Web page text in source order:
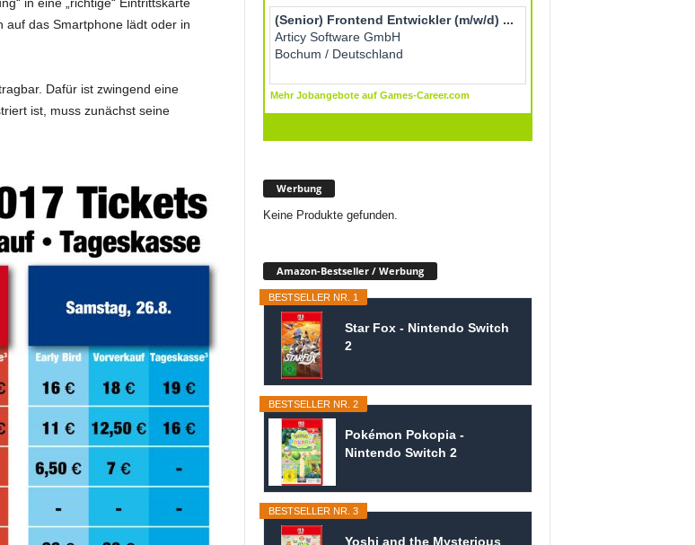
auf das Smartphone lädt oder in
Dafür ist zwingend eine
ist, muss zunächst seine
Werbung
Keine Produkte gefunden.
Amazon-Bestseller / Werbung
BESTSELLER NR. 1
Star Fox - Nintendo Switch
2
BESTSELLER NR. 2
Pokémon Pokopia -
Nintendo Switch 2
BESTSELLER NR. 3
Yoshi and the Mysterious